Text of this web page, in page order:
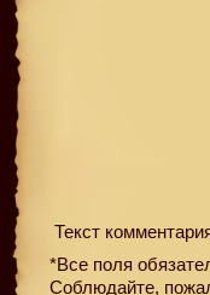
Текст
*Все поля
Соблюдайте,